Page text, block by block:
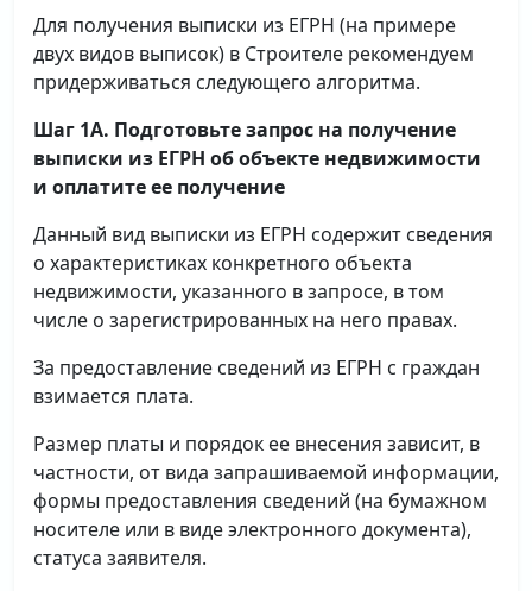
Для получения выписки из ЕГРН (на примере
двух видов выписок) в Строителе рекомендуем
придерживаться следующего алгоритма.
Шаг 1А. Подготовьте запрос на получение
выписки из ЕГРН об объекте недвижимости
и оплатите ее получение
Данный вид выписки из ЕГРН содержит сведения
о характеристиках конкретного объекта
недвижимости, указанного в запросе, в том
числе о зарегистрированных на него правах.
За предоставление сведений из ЕГРН с граждан
взимается плата.
Размер платы и порядок ее внесения зависит, в
частности, от вида запрашиваемой информации,
формы предоставления сведений (на бумажном
носителе или в виде электронного документа),
статуса заявителя.